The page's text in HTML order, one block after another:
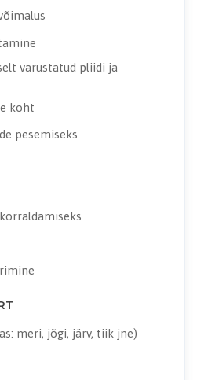
varustatud pliidi ja
koht
pesemiseks
meri, jõgi, järv, tiik jne)